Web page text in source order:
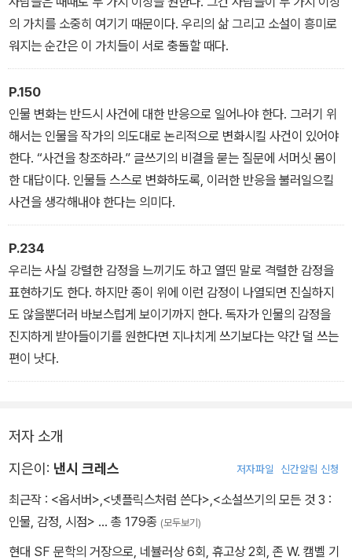
의 가치를 소중히 여기기 때문이다. 우리의 삶 그리고 소설이 흥미로
워지는 순간은 이 가치들이 서로 충돌할 때다.
P.150
인물 변화는 반드시 사건에 대한 반응으로 일어나야 한다. 그러기 위
해서는 인물을 작가의 의도대로 논리적으로 변화시킬 사건이 있어야
한다. “사건을 창조하라.” 글쓰기의 비결을 묻는 질문에 서머싯 몸이
한 대답이다. 인물들 스스로 변화하도록, 이러한 반응을 불러일으킬
사건을 생각해내야 한다는 의미다.
P.234
우리는 사실 강렬한 감정을 느끼기도 하고 열띤 말로 격렬한 감정을
표현하기도 한다. 하지만 종이 위에 이런 감정이 나열되면 진실하지
도 않을뿐더러 바보스럽게 보이기까지 한다. 독자가 인물의 감정을
진지하게 받아들이기를 원한다면 지나치게 쓰기보다는 약간 덜 쓰는
편이 낫다.
저자 소개
지은이: 낸시 크레스 저자파일 신간알림 신청
최근작 : <옵서버> <넷플릭스처럼 쓴다> <소설쓰기의 모든 것 3 :
인물, 감정, 시점> … 총 179종 (모두보기)
현대 SF 문학의 거장으로, 네뷸러상 6회, 휴고상 2회, 존 W. 캠벨 기